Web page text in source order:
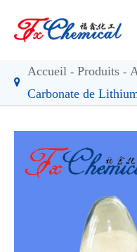
Accueil Produits
Carbonate de